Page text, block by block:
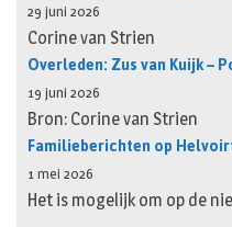
29 juni 2026
Corine van Strien
Overleden: Zus van Kuijk –
19 juni 2026
Bron: Corine van Strien
Familieberichten op
1 mei 2026
Het is mogelijk om op de